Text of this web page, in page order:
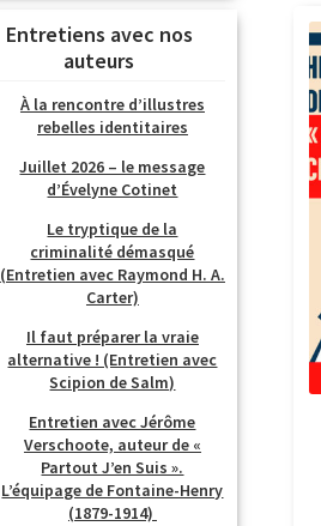
Entretiens avec nos
auteurs
À la rencontre d’illustres
rebelles identitaires
Juillet 2026 – le message
d’Évelyne Cotinet
Le tryptique de la
criminalité démasqué
(Entretien avec Raymond H. A.
Carter)
Il faut préparer la vraie
alternative ! (Entretien avec
Scipion de Salm)
Entretien avec Jérôme
Verschoote, auteur de «
Partout J’en Suis ».
L’équipage de Fontaine-Henry
(1879-1914)